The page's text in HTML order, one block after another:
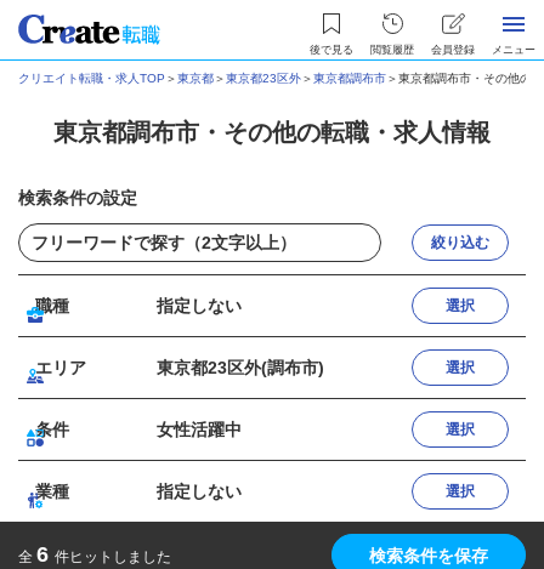
後で見る 閲覧履歴 会員登録 メニュー
クリエイト転職・求人TOP ＞東京都＞東京都23区外＞東京都調布市＞東京都調布市・その他の
東京都調布市・その他の転職・求人情報
検索条件の設定
絞り込む
職種 指定しない 選択
エリア 東京都23区外(調布市) 選択
条件 女性活躍中 選択
業種 指定しない 選択
全 6 件ヒットしました 検索条件を保存